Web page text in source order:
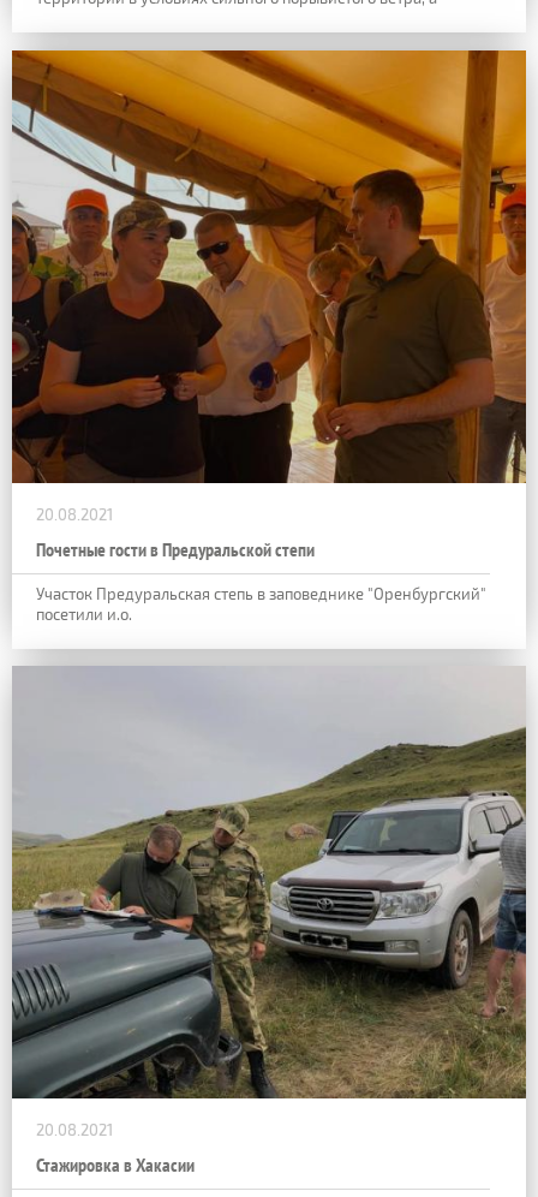
20.08.2021
Почетные гости в Предуральской степи
Участок Предуральская степь в заповеднике "Оренбургский"
посетили и.о.
20.08.2021
Стажировка в Хакасии